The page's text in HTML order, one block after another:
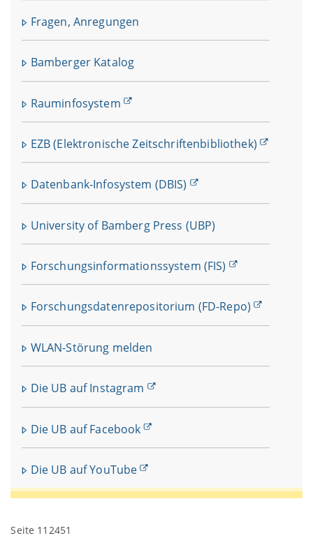
Fragen, Anregungen
Bamberger Katalog
Rauminfosystem
EZB (Elektronische Zeitschriftenbibliothek)
Datenbank-Infosystem (DBIS)
University of Bamberg Press (UBP)
Forschungsinformationssystem (FIS)
Forschungsdatenrepositorium (FD-Repo)
WLAN-Störung melden
Die UB auf Instagram
Die UB auf Facebook
Die UB auf YouTube
Seite 112451